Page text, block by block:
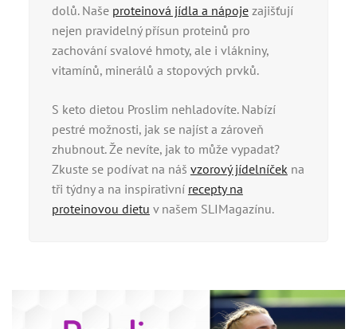
dolů. Naše proteinová jídla a nápojezajišťují
nejen pravidelný přísun proteinů pro
zachování svalové hmoty, ale i vlákniny,
vitamínů, minerálů a stopových prvků.
S keto dietou Proslim nehladovíte. Nabízí
pestré možnosti, jak se najíst a zároveň
zhubnout. Že nevíte, jak to může vypadat?
Zkuste se podívat na náš vzorový jídelníčekna
tři týdny a na inspirativní recepty na
proteinovou dietu v našem SLIMagazínu.